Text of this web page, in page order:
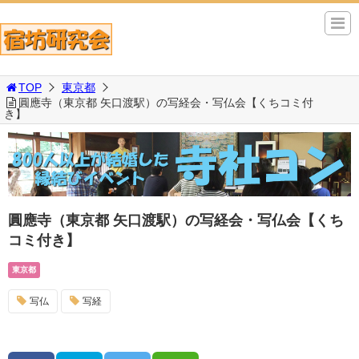
TOP
東京都
圓應寺（東京都 矢口渡駅）の写経会・写仏会【くちコミ付
き】
圓應寺（東京都 矢口渡駅）の写経会・写仏会【くち
コミ付き】
東京都
写仏 写経